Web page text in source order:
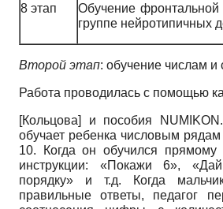
8 этап
Обучение фронтальной
группе нейротипичных
Второй этап: обучение числам и
Работа проводилась с помощью
[Кольцова]
и пособия
обучает ребенка числовым
10. Когда он обучился прямому
инструкции: «Покажи 6»,
порядку» и т.д. Когда
правильные ответы, педагог